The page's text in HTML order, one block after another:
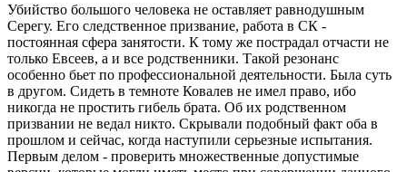
Убийство большого человека не оставляет равнодушным
Серегу. Его следственное призвание, работа в СК -
постоянная сфера занятости. К тому же пострадал отчасти не
только Евсеев, а и все родственники. Такой резонанс
особенно бьет по профессиональной деятельности. Была суть
в другом. Сидеть в темноте Ковалев не имел право, ибо
никогда не простить гибель брата. Об их родственном
призвании не ведал никто. Скрывали подобный факт оба в
прошлом и сейчас, когда наступили серьезные испытания.
Первым делом - проверить множественные допустимые